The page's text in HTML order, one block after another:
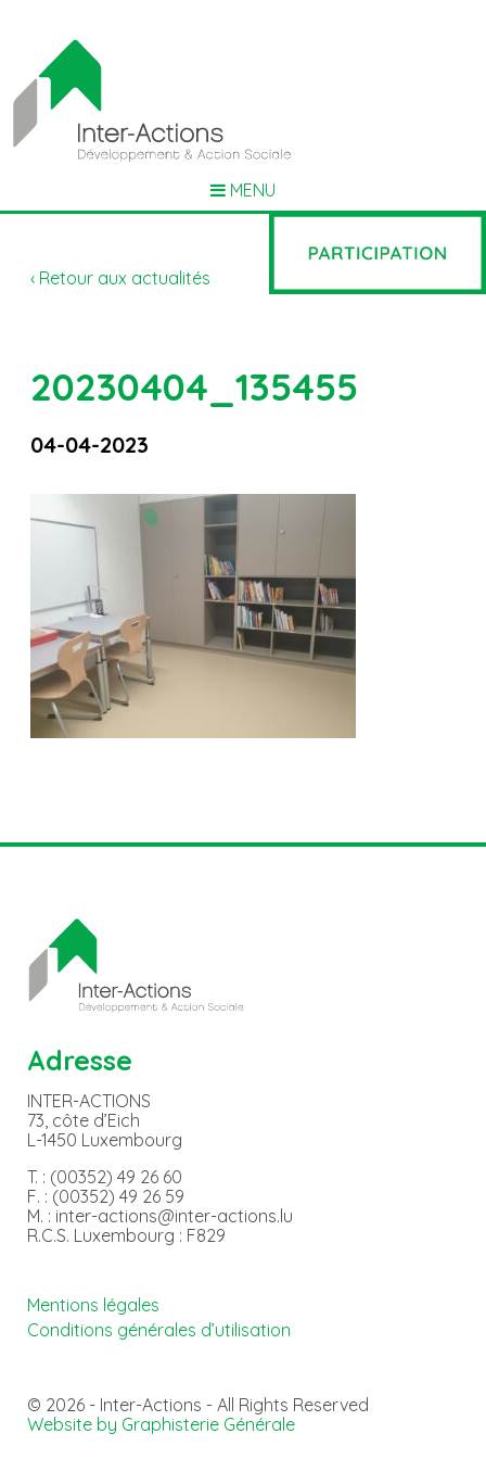
MENU
‹ Retour aux actualités
20230404_135455
04-04-2023
Adresse
INTER-ACTIONS
73, côte d’Eich
L-1450 Luxembourg
T. : (00352) 49 26 60
F. : (00352) 49 26 59
M. : inter-actions@inter-actions.lu
R.C.S. Luxembourg : F829
Mentions légales
Conditions générales d’utilisation
© 2026 - Inter-Actions - All Rights Reserved
Website by Graphisterie Générale